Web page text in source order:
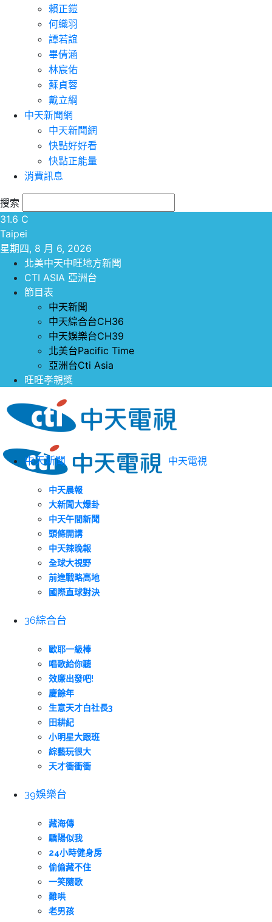
賴正鎧
何織羽
譚若誼
畢倩涵
林宸佑
蘇貞蓉
戴立綱
中天新聞網
中天新聞網
快點好好看
快點正能量
消費訊息
搜索
31.6 C
Taipei
星期四, 8 月 6, 2026
北美中天中旺地方新聞
CTI ASIA 亞洲台
節目表
中天新聞
中天綜合台CH36
中天娛樂台CH39
北美台Pacific Time
亞洲台Cti Asia
旺旺孝親獎
中天電視
中天新聞
中天晨報
大新聞大爆卦
中天午間新聞
頭條開講
中天辣晚報
全球大視野
前進戰略高地
國際直球對決
36綜合台
歐耶一級棒
唱歌給你聽
效廉出發吧!
慶餘年
生意天才白社長3
田耕紀
小明星大跟班
綜藝玩很大
天才衝衝衝
39娛樂台
藏海傳
驕陽似我
24小時健身房
偷偷藏不住
一笑隨歌
難哄
老男孩